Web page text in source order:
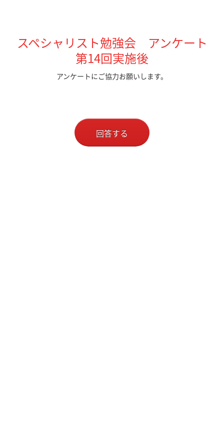
スペシャリスト勉強会 アンケート
第14回実施後
アンケートにご協力お願いします。
回答する